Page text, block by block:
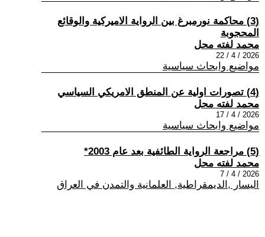
(3) محاكمة نورمبرغ بين الرواية الاميركية والوقائع
المحجوبة
محمد لفته محل
2026 / 4 / 22
مواضيع وابحاث سياسية
(4) تصورات اولية عن المنطق الامريكي السياسي
محمد لفته محل
2026 / 4 / 17
مواضيع وابحاث سياسية
(5) مراجعة الرواية الطائفية بعد عام 2003*
محمد لفته محل
2026 / 4 / 7
اليسار ,الديمقراطية, العلمانية والتمدن في العراق